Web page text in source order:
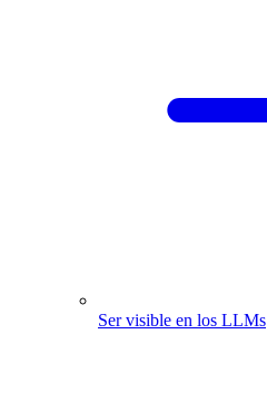
Ser visible en los LLMs